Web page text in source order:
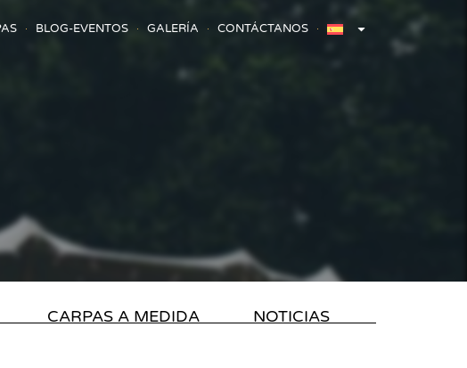
BLOG-EVENTOS GALERÍA CONTÁCTANOS
CARPAS A MEDIDA NOTICIAS